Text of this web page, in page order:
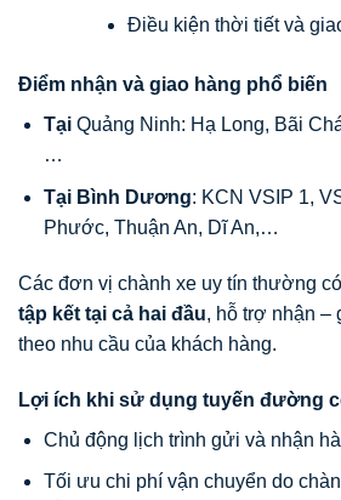
Điều kiện thời tiết và
Điểm nhận và giao hàng phổ biến
Tại Quảng Ninh: Hạ Long, Bãi
…
Tại Bình Dương: KCN VSIP 1,
Phước, Thuận An, Dĩ An,…
Các đơn vị chành xe uy tín thường
tập kết tại cả hai đầu, hỗ trợ nhận –
theo nhu cầu của khách hàng.
Lợi ích khi sử dụng tuyến đường
Chủ động lịch trình gửi và nhận
Tối ưu chi phí vận chuyển do